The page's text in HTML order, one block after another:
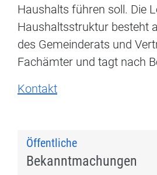
Haushalts führen soll. Die
Haushaltsstruktur besteht
des Gemeinderats und
Fachämter und tagt nach
Kontakt
Öffentliche
Bekanntmachungen